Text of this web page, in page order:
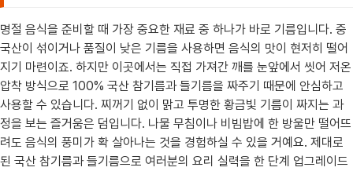
명절 음식을 준비할 때 가장 중요한 재료 중 하나가 바로 기름입니다. 중
국산이 섞이거나 품질이 낮은 기름을 사용하면 음식의 맛이 현저히 떨어
지기 마련이죠. 하지만 이곳에서는 직접 가져간 깨를 눈앞에서 씻어 저온
압착 방식으로 100% 국산 참기름과 들기름을 짜주기 때문에 안심하고
사용할 수 있습니다. 찌꺼기 없이 맑고 투명한 황금빛 기름이 짜지는 과
정을 보는 즐거움은 덤입니다. 나물 무침이나 비빔밥에 한 방울만 떨어뜨
려도 음식의 풍미가 확 살아나는 것을 경험하실 수 있을 거예요. 제대로
된 국산 참기름과 들기름으로 여러분의 요리 실력을 한 단계 업그레이드